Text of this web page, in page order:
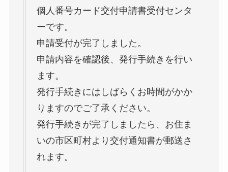
個人番号カード交付申請書受付センタ
ーです。
申請受付が完了しました。
申請内容を確認後、発行手続きを行い
ます。
発行手続きにはしばらくお時間がかか
りますのでご了承ください。
発行手続きが完了しましたら、お住ま
いの市区町村より交付通知書が郵送さ
れます。